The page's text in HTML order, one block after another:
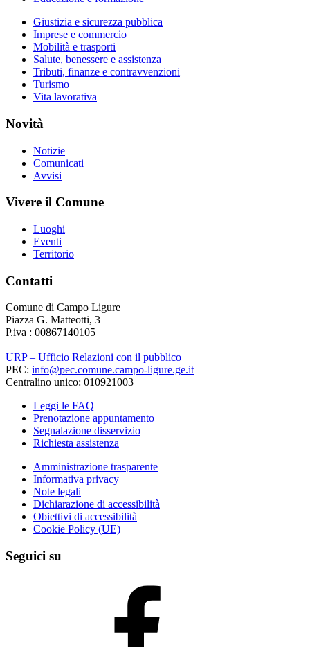
Giustizia e sicurezza pubblica
Imprese e commercio
Mobilità e trasporti
Salute, benessere e assistenza
Tributi, finanze e contravvenzioni
Turismo
Vita lavorativa
Novità
Notizie
Comunicati
Avvisi
Vivere il Comune
Luoghi
Eventi
Territorio
Contatti
Comune di Campo Ligure
Piazza G. Matteotti, 3
P.iva : 00867140105
URP – Ufficio Relazioni con il pubblico
PEC: info@pec.comune.campo-ligure.ge.it
Centralino unico: 010921003
Leggi le FAQ
Prenotazione appuntamento
Segnalazione disservizio
Richiesta assistenza
Amministrazione trasparente
Informativa privacy
Note legali
Dichiarazione di accessibilità
Obiettivi di accessibilità
Cookie Policy (UE)
Seguici su